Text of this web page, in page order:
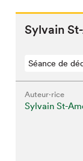
Sylvain
Séance de
Auteur·rice
Sylvain St-